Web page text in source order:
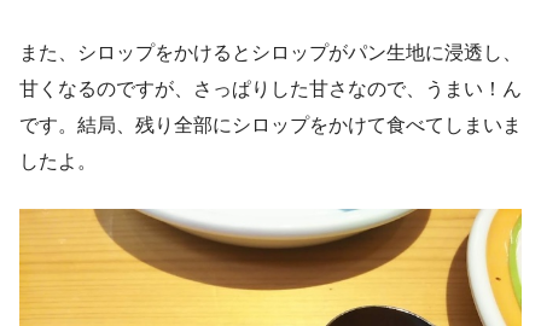
また、シロップをかけるとシロップがパン生地に浸透し、
甘くなるのですが、さっぱりした甘さなので、うまい！ん
です。結局、残り全部にシロップをかけて食べてしまいま
したよ。